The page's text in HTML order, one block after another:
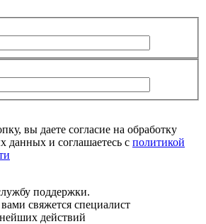
вы даете согласие на обработку
данных и соглашаетесь с политикой
поддержки.
свяжется специалист
действий